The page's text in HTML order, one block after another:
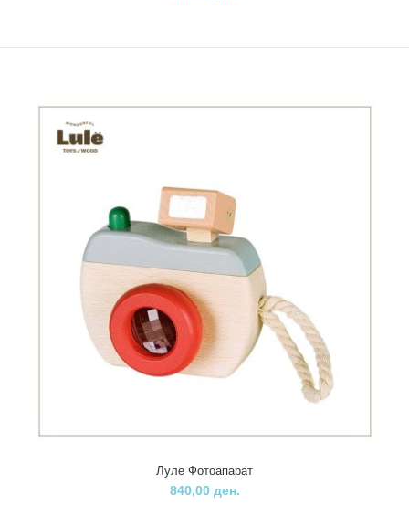
Луле авион на влечење
510,00 ден.
Луле Фотоапарат
840,00 ден.